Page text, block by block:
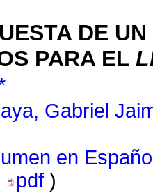
DE
PARA EL
Gabriel
en
pdf )